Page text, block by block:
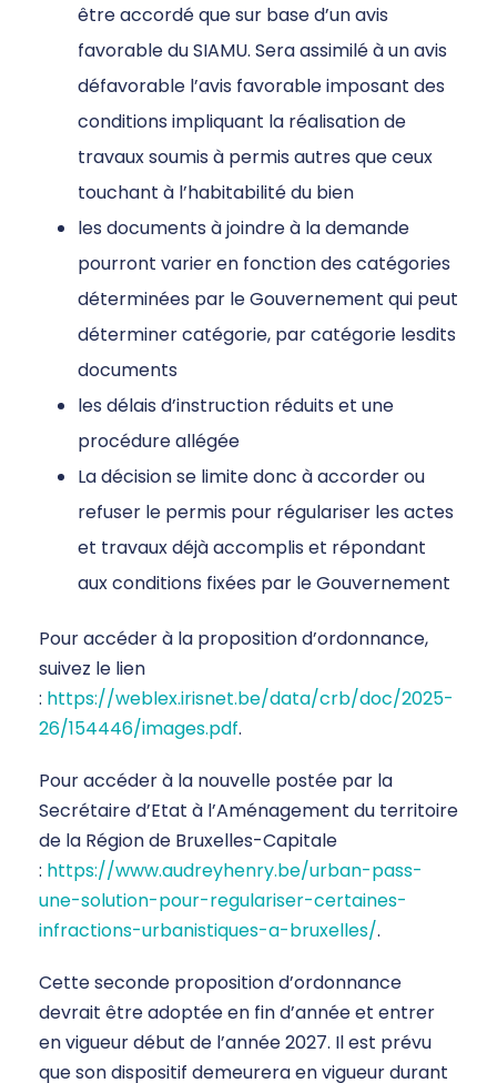
être accordé que sur base d’un avis
favorable du SIAMU. Sera assimilé à un avis
défavorable l’avis favorable imposant des
conditions impliquant la réalisation de
travaux soumis à permis autres que ceux
touchant à l’habitabilité du bien
les documents à joindre à la demande
pourront varier en fonction des catégories
déterminées par le Gouvernement qui peut
déterminer catégorie, par catégorie lesdits
documents
les délais d’instruction réduits et une
procédure allégée
La décision se limite donc à accorder ou
refuser le permis pour régulariser les actes
et travaux déjà accomplis et répondant
aux conditions fixées par le Gouvernement
Pour accéder à la proposition d’ordonnance,
suivez le lien
: https://weblex.irisnet.be/data/crb/doc/2025-
26/154446/images.pdf.
Pour accéder à la nouvelle postée par la
Secrétaire d’Etat à l’Aménagement du territoire
de la Région de Bruxelles-Capitale
: https://www.audreyhenry.be/urban-pass-
une-solution-pour-regulariser-certaines-
infractions-urbanistiques-a-bruxelles/.
Cette seconde proposition d’ordonnance
devrait être adoptée en fin d’année et entrer
en vigueur début de l’année 2027. Il est prévu
que son dispositif demeurera en vigueur durant